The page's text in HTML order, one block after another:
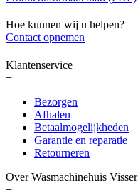
Hoe kunnen wij u helpen?
Contact opnemen
Klantenservice
+
Bezorgen
Afhalen
Betaalmogelijkheden
Garantie en reparatie
Retourneren
Over Wasmachinehuis Visser